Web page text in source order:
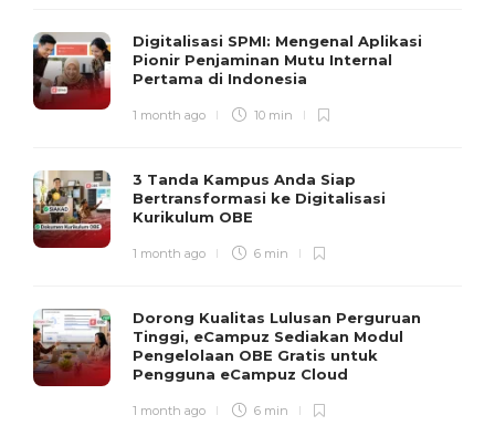
Digitalisasi SPMI: Mengenal Aplikasi
Pionir Penjaminan Mutu Internal
Pertama di Indonesia
1 month ago 10 min
3 Tanda Kampus Anda Siap
Bertransformasi ke Digitalisasi
Kurikulum OBE
1 month ago 6 min
Dorong Kualitas Lulusan Perguruan
Tinggi, eCampuz Sediakan Modul
Pengelolaan OBE Gratis untuk
Pengguna eCampuz Cloud
1 month ago 6 min